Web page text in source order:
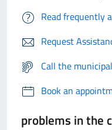
Read frequently
Request
Call the
Book an
problems in the